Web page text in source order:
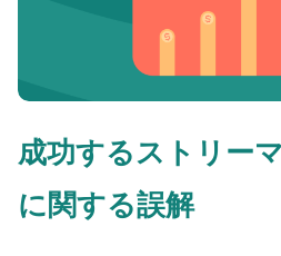
成功するストリー
に関する誤解